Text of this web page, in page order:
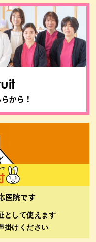
から！
医院です
として使えます
掛けください